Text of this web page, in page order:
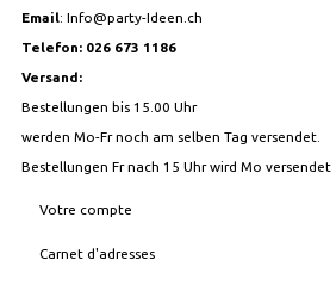
Email: Info@party-Ideen.ch
Telefon: 026 673 1186
Versand:
Bestellungen bis 15.00 Uhr
werden Mo-Fr noch am selben Tag versendet.
Bestellungen Fr nach 15 Uhr wird Mo versendet
Votre compte
Carnet d'adresses